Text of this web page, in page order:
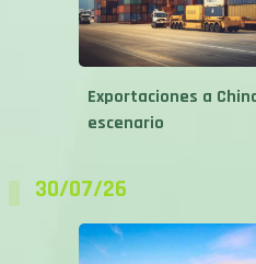
Exportaciones a
escenario
30/07/26